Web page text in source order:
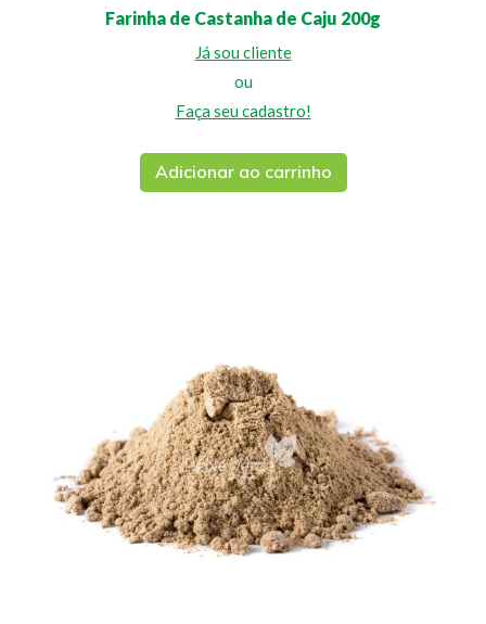
Farinha de Castanha de Caju 200g
Já sou cliente
ou
Faça seu cadastro!
Adicionar ao carrinho